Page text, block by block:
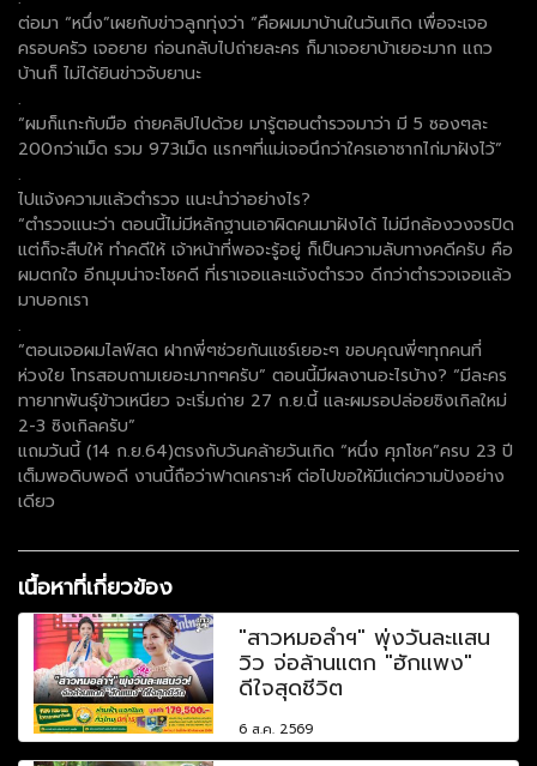
ต่อมา “หนึ่ง”เผยกับข่าวลูกทุ่งว่า “คือผมมาบ้านในวันเกิด เพื่อจะเจอ
ครอบครัว เจอยาย ก่อนกลับไปถ่ายละคร ก็มาเจอยาบ้าเยอะมาก แถว
บ้านก็ ไม่ได้ยินข่าวจับยานะ
.
“ผมก็แกะกับมือ ถ่ายคลิปไปด้วย มารู้ตอนตำรวจมาว่า มี 5 ซองๆละ
200กว่าเม็ด รวม 973เม็ด แรกๆที่แม่เจอนึกว่าใครเอาซากไก่มาฝังไว้”
.
ไปแจ้งความแล้วตำรวจ แนะนำว่าอย่างไร?
“ตำรวจแนะว่า ตอนนี้ไม่มีหลักฐานเอาผิดคนมาฝังได้ ไม่มีกล้องวงจรปิด
แต่ก็จะสืบให้ ทำคดีให้ เจ้าหน้าที่พอจะรู้อยู่ ก็เป็นความลับทางคดีครับ คือ
ผมตกใจ อีกมุมน่าจะโชคดี ที่เราเจอและแจ้งตำรวจ ดีกว่าตำรวจเจอแล้ว
มาบอกเรา
.
“ตอนเจอผมไลฟ์สด ฝากพี่ๆช่วยกันแชร์เยอะๆ ขอบคุณพี่ๆทุกคนที่
ห่วงใย โทรสอบถามเยอะมากๆครับ” ตอนนี้มีผลงานอะไรบ้าง? “มีละคร
ทายาทพันธุ์ข้าวเหนียว จะเริ่มถ่าย 27 ก.ย.นี้ และผมรอปล่อยซิงเกิลใหม่
2-3 ซิงเกิลครับ”
แถมวันนี้ (14 ก.ย.64)ตรงกับวันคล้ายวันเกิด “หนึ่ง ศุภโชค”ครบ 23 ปี
เต็มพอดิบพอดี งานนี้ถือว่าฟาดเคราะห์ ต่อไปขอให้มีแต่ความปังอย่าง
เดียว
เนื้อหาที่เกี่ยวข้อง
"สาวหมอลำฯ" พุ่งวันละแสน
วิว จ่อล้านแตก "ฮักแพง"
ดีใจสุดชีวิต
6 ส.ค. 2569